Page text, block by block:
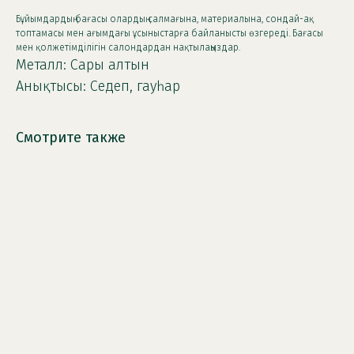
Бұйымдардың бағасы олардың салмағына, материалына, сондай-ақ
топтамасы мен ағымдағы ұсыныстарға байланысты өзгереді. Бағасы
мен қолжетімділігін салондардан нақтылаңыздар.
Металл: Сары алтын
Анықтысы: Седеп, гауһар
Смотрите также